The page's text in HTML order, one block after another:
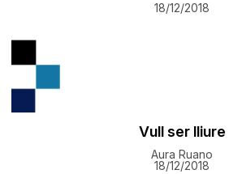
18/12/2018
Vull ser lliure
Aura Ruano
18/12/2018